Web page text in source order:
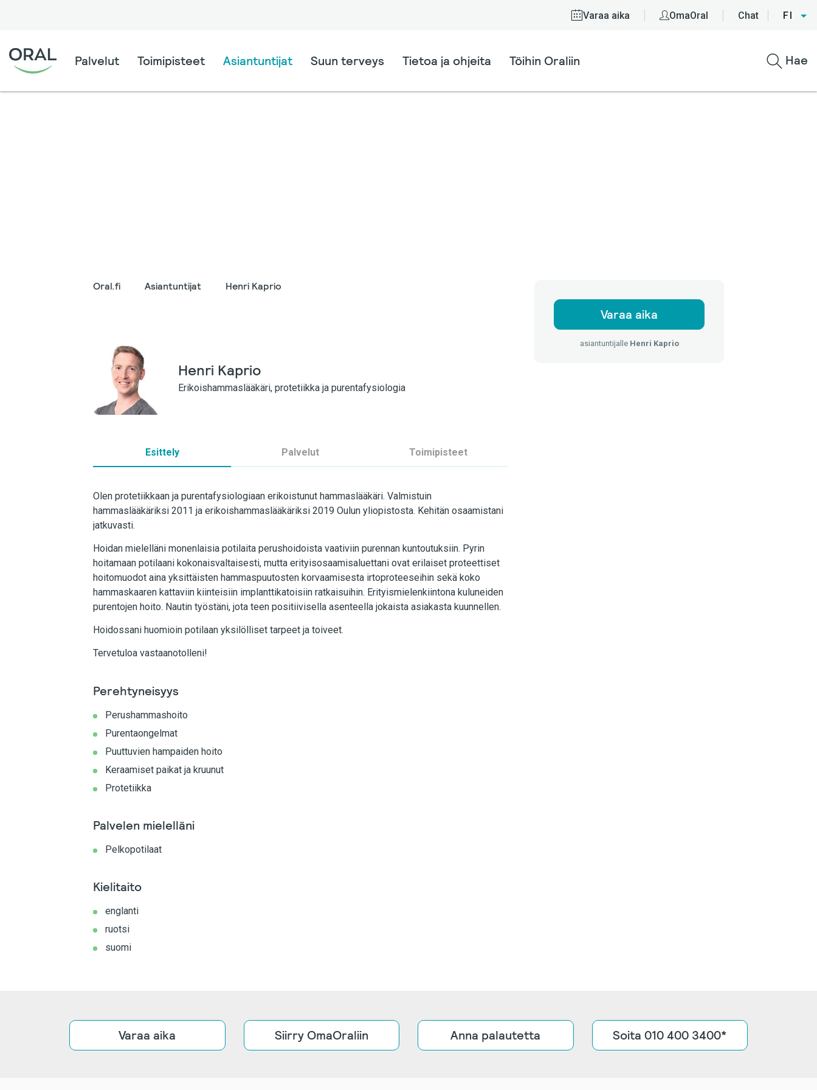
Varaa aika OmaOral Chat FI
Palvelut Toimipisteet Asiantuntijat Suun terveys Tietoa ja ohjeita Töihin Oraliin Hae
Varaa aika
asiantuntijalle Henri Kaprio
Oral.fi Asiantuntijat Henri Kaprio
Henri Kaprio
Erikoishammaslääkäri, protetiikka ja purentafysiologia
Esittely Palvelut Toimipisteet
Olen protetiikkaan ja purentafysiologiaan erikoistunut hammaslääkäri. Valmistuin
hammaslääkäriksi 2011 ja erikoishammaslääkäriksi 2019 Oulun yliopistosta. Kehitän osaamistani
jatkuvasti.
Hoidan mielelläni monenlaisia potilaita perushoidoista vaativiin purennan kuntoutuksiin. Pyrin
hoitamaan potilaani kokonaisvaltaisesti, mutta erityisosaamisaluettani ovat erilaiset proteettiset
hoitomuodot aina yksittäisten hammaspuutosten korvaamisesta irtoproteeseihin sekä koko
hammaskaaren kattaviin kiinteisiin implanttikatoisiin ratkaisuihin. Erityismielenkiintona kuluneiden
purentojen hoito. Nautin työstäni, jota teen positiivisella asenteella jokaista asiakasta kuunnellen.
Hoidossani huomioin potilaan yksilölliset tarpeet ja toiveet.
Tervetuloa vastaanotolleni!
Perehtyneisyys
Perushammashoito
Purentaongelmat
Puuttuvien hampaiden hoito
Keraamiset paikat ja kruunut
Protetiikka
Palvelen mielelläni
Pelkopotilaat
Kielitaito
englanti
ruotsi
suomi
Varaa aika Siirry OmaOraliin Anna palautetta Soita 010 400 3400*